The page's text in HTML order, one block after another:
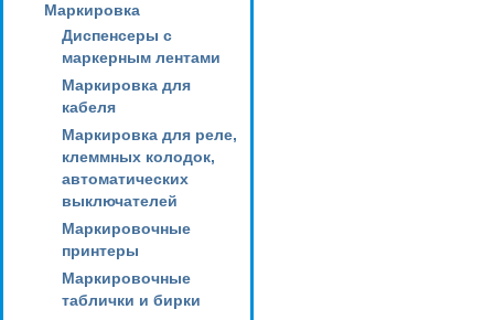
Маркировка
Диспенсеры с
маркерным лентами
Маркировка для
кабеля
Маркировка для реле,
клеммных колодок,
автоматических
выключателей
Маркировочные
принтеры
Маркировочные
таблички и бирки